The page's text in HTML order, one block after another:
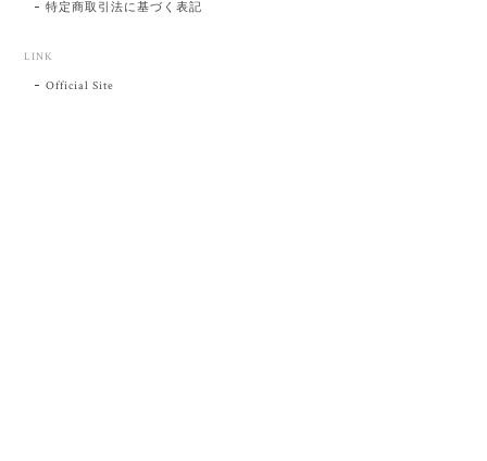
特定商取引法に基づく表記
LINK
Official Site